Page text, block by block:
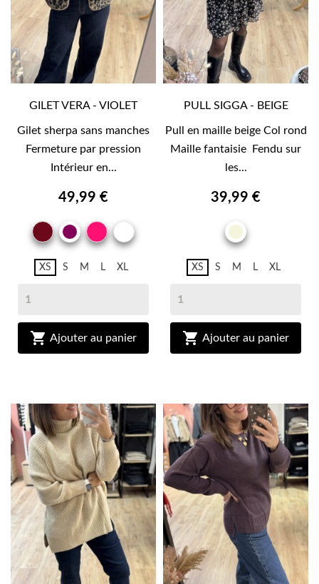
GILET VERA - VIOLET
Gilet sherpa sans manches
Fermeture par pression
Intérieur en...
49,99 €
BORDEAUX
VIOLETFUSHIAIMPRIME
XS S M L XL
 Ajouter au panier
PULL SIGGA - BEIGE
Pull en maille beige Col rond
Maille fantaisie Fendu sur
les...
39,99 €
BEIGE
XS S M L XL
 Ajouter au panier